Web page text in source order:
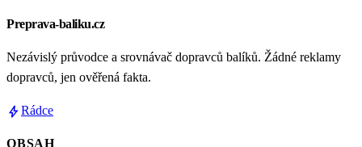
Preprava-baliku.cz
Nezávislý průvodce a srovnávač dopravců balíků. Žádné reklamy
dopravců, jen ověřená fakta.
boltRádce
OBSAH